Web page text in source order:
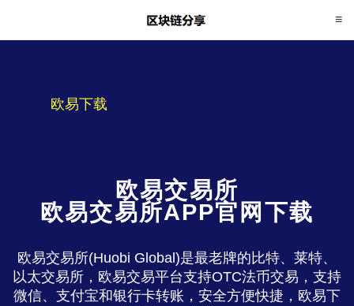
欧易下载
欧易交易所
欧易交易所APP官网下载
欧易交易所(Huobi Global)是最老牌的比特、莱特、
以太交易所，欧易交易平台支持OTC法币交易，支持
微信、支付宝和银行卡转账，安全方便快捷，欧易下